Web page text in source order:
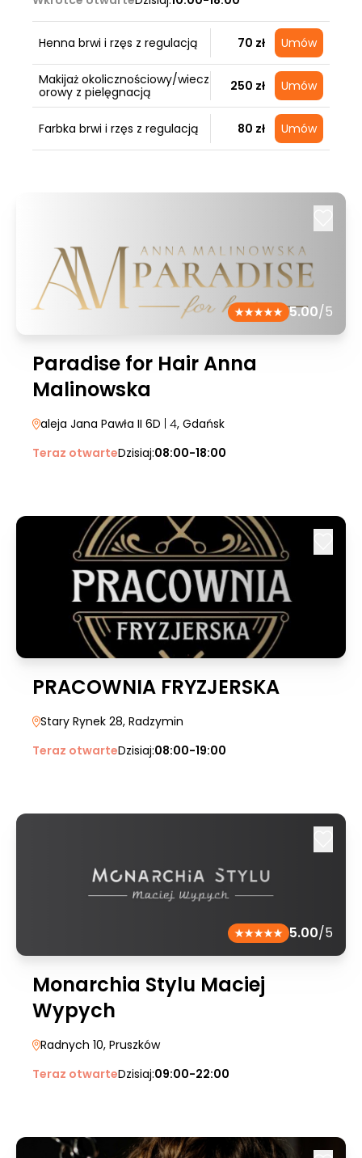
Henna brwi i rzęs z regulacją 70 zł Umów
Makijaż okolicznościowy/wiecz
orowy z pielęgnacją
250 zł Umów
Farbka brwi i rzęs z regulacją 80 zł Umów
5.00/5
Paradise for Hair Anna
Malinowska
aleja Jana Pawła II 6D | 4, Gdańsk
Teraz otwarteDzisiaj:08:00-18:00
PRACOWNIA FRYZJERSKA
Stary Rynek 28, Radzymin
Teraz otwarteDzisiaj:08:00-19:00
5.00/5
Monarchia Stylu Maciej
Wypych
Radnych 10, Pruszków
Teraz otwarteDzisiaj:09:00-22:00